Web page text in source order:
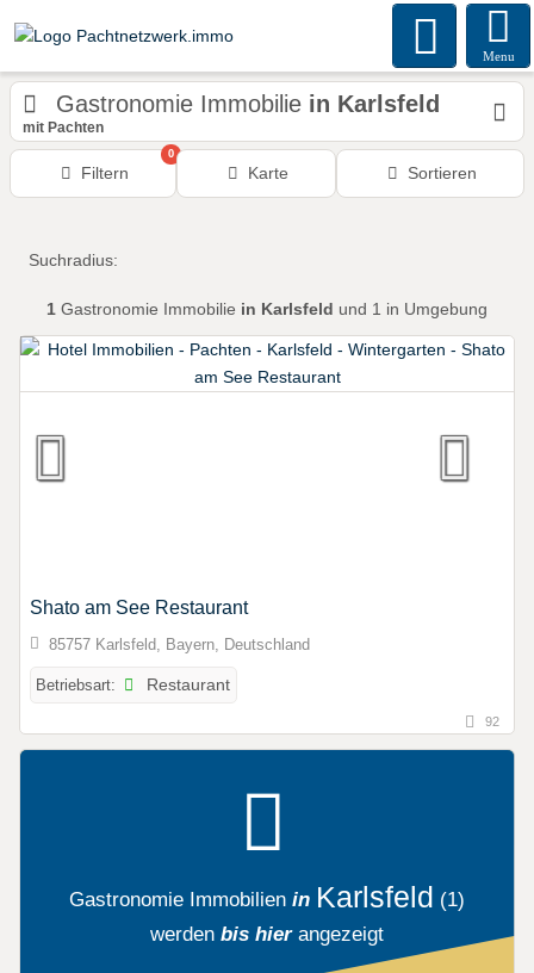
Menu
Gastronomie Immobilie in Karlsfeld
mit Pachten
Filtern
0
Karte Sortieren
Suchradius:
1 Gastronomie Immobilie in Karlsfeld und 1 in Umgebung
Shato am See Restaurant
85757 Karlsfeld, Bayern, Deutschland
Betriebsart: Restaurant
92
Gastronomie Immobilien in Karlsfeld (1)
werden bis hierangezeigt